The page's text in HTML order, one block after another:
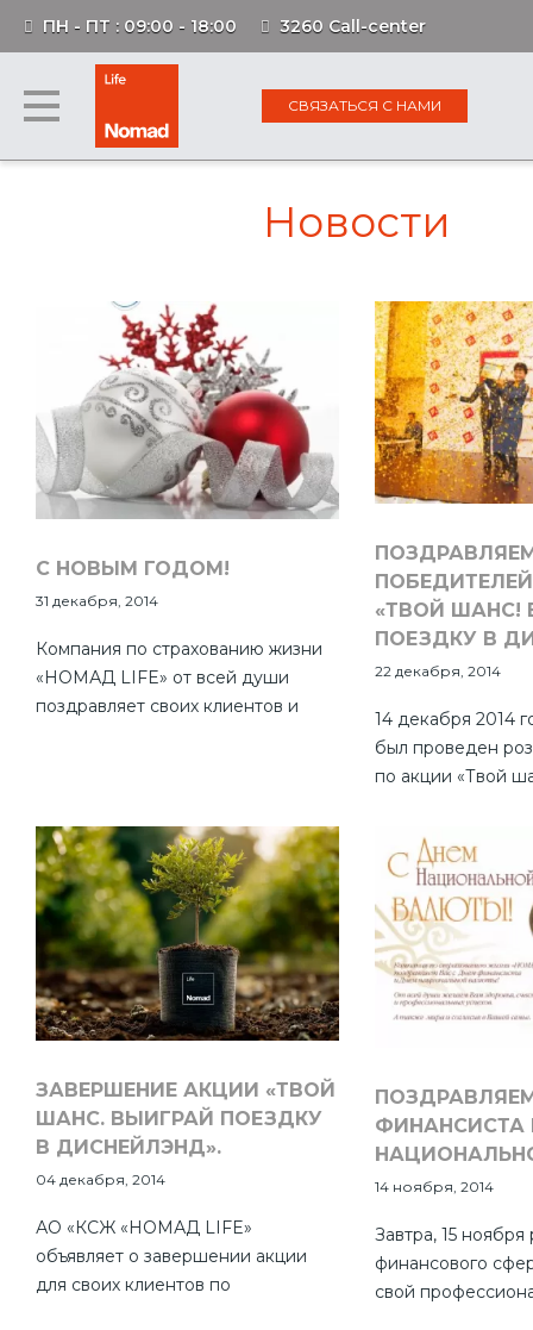
ПН - ПТ : 09:00 - 18:00 3260 Call-center
СВЯЗАТЬСЯ С НАМИ
Новости
С НОВЫМ ГОДОМ!
31 декабря, 2014
Компания по страхованию жизни
«НОМАД LIFE» от всей души
поздравляет своих клиентов и
мир и взаимопонимание в Ваши
семьи, наполнит каждый день
радостными событиями и новыми
идеями, оптимизмом и верой в
себя!
«ТВОЙ ШАНС!
ПОЕЗДКУ В
22 декабря, 2014
14 декабря 2014
был проведен
по акции «Твой
ЗАВЕРШЕНИЕ АКЦИИ «ТВОЙ
ШАНС. ВЫИГРАЙ ПОЕЗДКУ
В ДИСНЕЙЛЭНД».
04 декабря, 2014
АО «КСЖ «НОМАД LIFE»
объявляет о завершении акции
для своих клиентов по
ФИНАНСИСТА
14 ноября, 2014
Завтра, 15
финансового
свой